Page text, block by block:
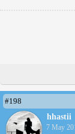
#198
hhastii
7 May